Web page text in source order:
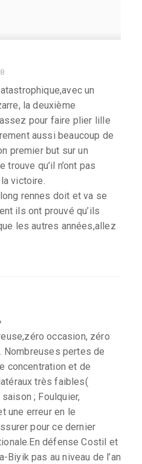
un
la deuxième
pour faire plier lille
aussi beaucoup de
premier but sur un
qu’il n’ont pas
victoire.
rennes doit et va se
ils ont prouvé qu’ils
les autres années,allez
occasion, zéro
Nombreuses pertes de
concentration et de
très faibles(
; Foulquier,
une erreur en le
pour ce dernier
défense Costil et
Biyik pas au niveau de l’an